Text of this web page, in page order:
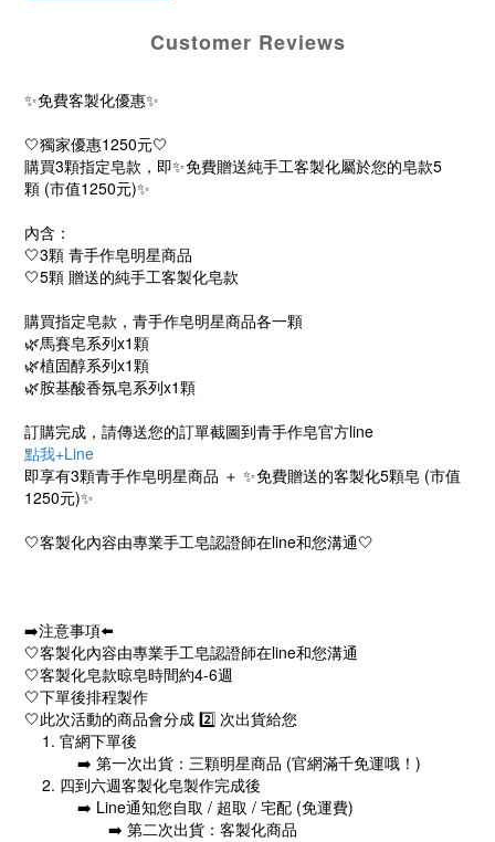
Customer Reviews
✨免費客製化優惠✨
🤍獨家優惠1250元🤍
購買3顆指定皂款，即✨免費贈送純手工客製化屬於您的皂款5
顆 (市值1250元)✨
內含：
🤍3顆 青手作皂明星商品
🤍5顆 贈送的純手工客製化皂款
購買指定皂款，青手作皂明星商品各一顆
🌿馬賽皂系列x1顆
🌿植固醇系列x1顆
🌿胺基酸香氛皂系列x1顆
訂購完成，請傳送您的訂單截圖到青手作皂官方line
點我+Line
即享有3顆青手作皂明星商品 ＋ ✨免費贈送的客製化5顆皂 (市值
1250元)✨
🤍客製化內容由專業手工皂認證師在line和您溝通🤍
➡️注意事項⬅️
🤍客製化內容由專業手工皂認證師在line和您溝通
🤍客製化皂款晾皂時間約4-6週
🤍下單後排程製作
🤍此次活動的商品會分成 2️⃣ 次出貨給您
1. 官網下單後
➡️ 第一次出貨：三顆明星商品 (官網滿千免運哦！)
2. 四到六週客製化皂製作完成後
➡️ Line通知您自取 / 超取 / 宅配 (免運費)
➡️ 第二次出貨：客製化商品